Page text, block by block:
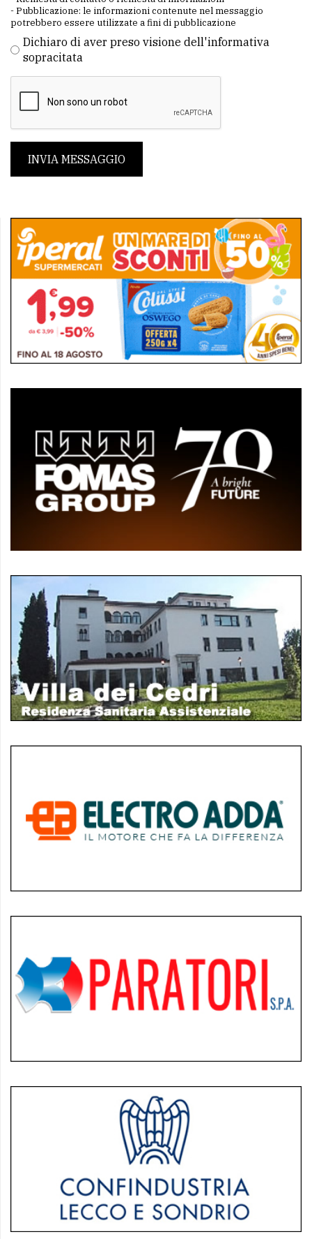
- Pubblicazione: le informazioni contenute nel messaggio
potrebbero essere utilizzate a fini di pubblicazione
Dichiaro di aver preso visione dell'informativa
sopracitata
INVIA MESSAGGIO